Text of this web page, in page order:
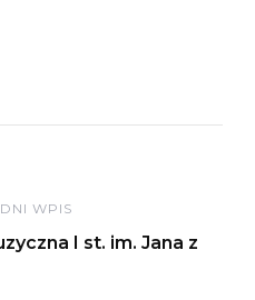
WPIS
I st. im. Jana z